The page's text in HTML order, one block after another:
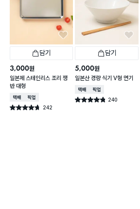
담기
3,000원
일본제 스테인리스 조리 쟁
반 대형
택배배송매장픽업
별점 4.7점 242
건 작성
담기
5,000원
일본산 경량 식기 V형 면기
택배배송매장픽업
별점 4.8점 240
건 작성